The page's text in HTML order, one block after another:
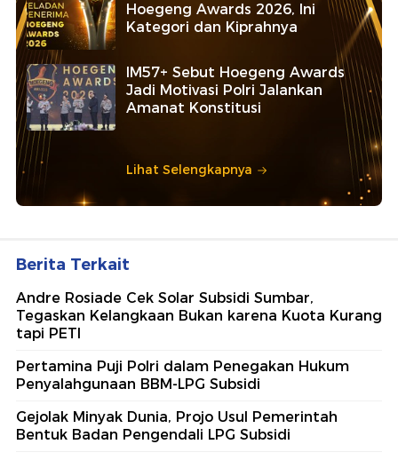
Hoegeng Awards 2026, Ini
Kategori dan Kiprahnya
IM57+ Sebut Hoegeng Awards
Jadi Motivasi Polri Jalankan
Amanat Konstitusi
Lihat Selengkapnya
Berita Terkait
Andre Rosiade Cek Solar Subsidi Sumbar,
Tegaskan Kelangkaan Bukan karena Kuota Kurang
tapi PETI
Pertamina Puji Polri dalam Penegakan Hukum
Penyalahgunaan BBM-LPG Subsidi
Gejolak Minyak Dunia, Projo Usul Pemerintah
Bentuk Badan Pengendali LPG Subsidi